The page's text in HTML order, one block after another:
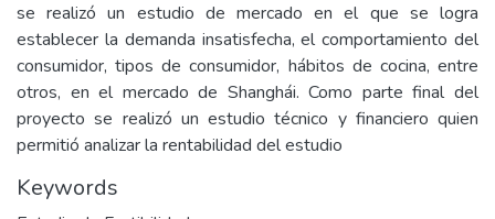
se realizó un estudio de mercado en el que se logra
establecer la demanda insatisfecha, el comportamiento del
consumidor, tipos de consumidor, hábitos de cocina, entre
otros, en el mercado de Shanghái. Como parte final del
proyecto se realizó un estudio técnico y financiero quien
permitió analizar la rentabilidad del estudio
Keywords